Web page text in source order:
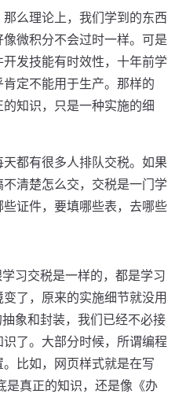
么理论上，我们学到的东西
微积分不会过时一样。可是
发技能有时效性，十年前学
定不能用于生产。那样的
知识，只是一种实施的细
都有很多人排队交税。如果
清楚怎么交，交税是一门学
证件，要填哪些表，去哪些
学习交税是一样的，都是学习
了，原来的实施细节就没用
象和封装，我们已经不必接
了。大部分时候，所谓编程
比如，网页样式就是在写
是真正的知识，还是像《办